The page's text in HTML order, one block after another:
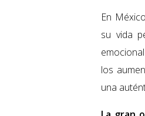
En
su vida
los
una